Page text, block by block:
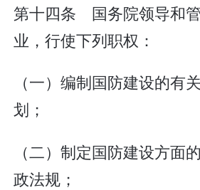
第十四条 国务院领导和
业，行使下列职权：
（一）编制国防建设的有
划；
（二）制定国防建设方面
政法规；